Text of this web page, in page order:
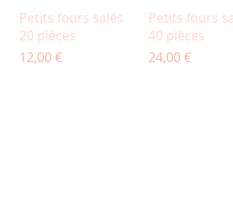
Aperçu rapide
Petits fours salés
20 pièces
Prix
12,00 €
Aperçu
Petits fours
40 pièces
Prix
24,00 €